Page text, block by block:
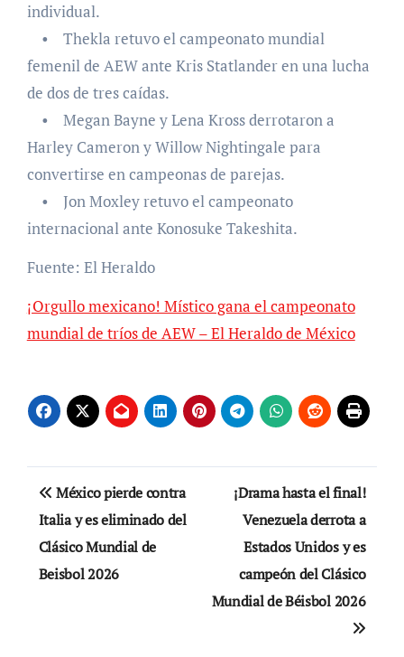
individual.
• Thekla retuvo el campeonato mundial
femenil de AEW ante Kris Statlander en una lucha
de dos de tres caídas.
• Megan Bayne y Lena Kross derrotaron a
Harley Cameron y Willow Nightingale para
convertirse en campeonas de parejas.
• Jon Moxley retuvo el campeonato
internacional ante Konosuke Takeshita.
Fuente: El Heraldo
¡Orgullo mexicano! Místico gana el campeonato
mundial de tríos de AEW – El Heraldo de México
Navegación
de
entradas
México pierde contra
Italia y es eliminado del
Clásico Mundial de
Beisbol 2026
¡Drama hasta el final!
Venezuela derrota a
Estados Unidos y es
campeón del Clásico
Mundial de Béisbol 2026